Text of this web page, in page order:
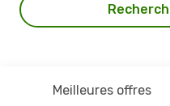
Meilleures offres